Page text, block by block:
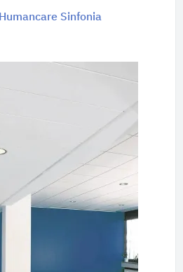
Humancare Sinfonia